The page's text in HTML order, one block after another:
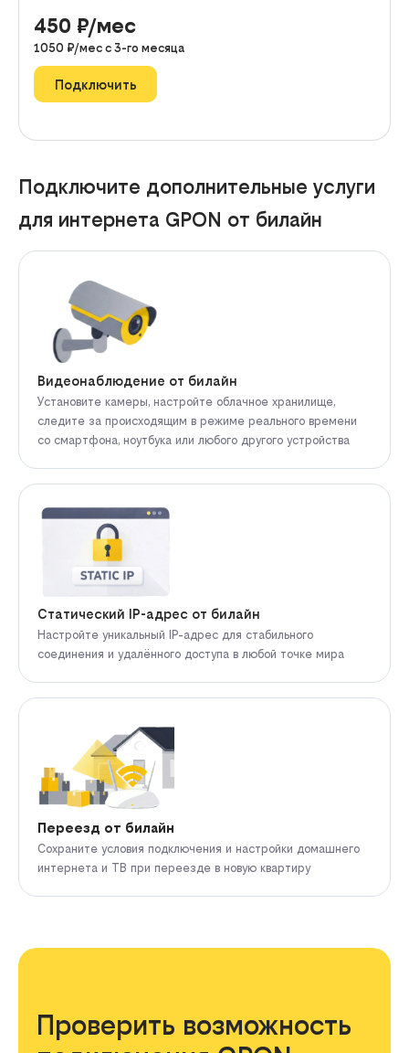
450 ₽/мес
1050 ₽/мес с 3-го месяца
Подключить
Подключите дополнительные услуги
для интернета GPON от билайн
Видеонаблюдение от билайн
Установите камеры, настройте облачное хранилище,
следите за происходящим в режиме реального времени
со смартфона, ноутбука или любого другого устройства
Статический IP-адрес от билайн
Настройте уникальный IP-адрес для стабильного
соединения и удалённого доступа в любой точке мира
Переезд от билайн
Сохраните условия подключения и настройки домашнего
интернета и ТВ при переезде в новую квартиру
Проверить возможность